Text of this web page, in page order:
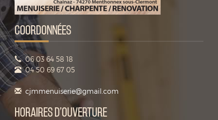
COORDONNÉES
06 03 64 58 18
04 50 69 67 05
cjmmenuiserie@gmail.com
HORAIRES D’OUVERTURE